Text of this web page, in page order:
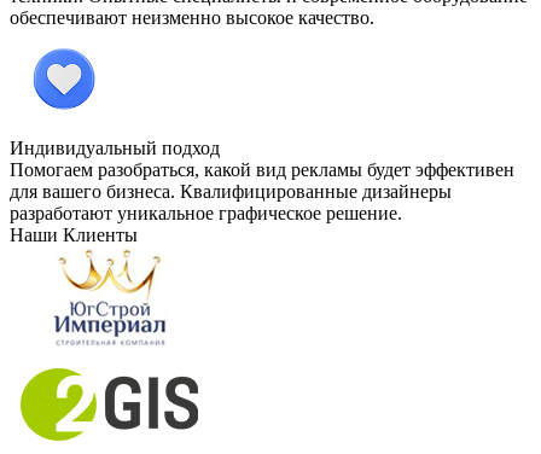
обеспечивают неизменно высокое качество.
Индивидуальный подход
Помогаем разобраться, какой вид рекламы будет эффективен
для вашего бизнеса. Квалифицированные дизайнеры
разработают уникальное графическое решение.
Наши Клиенты